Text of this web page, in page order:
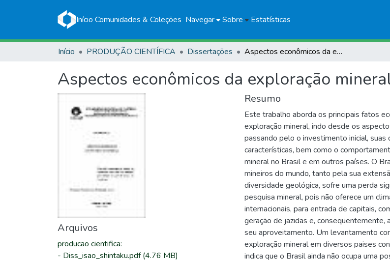
Início Comunidades & Coleções Navegar Sobre Estatísticas
Início PRODUÇÃO CIENTÍFICA Dissertações Aspectos econômicos da exploração mineral
Aspectos econômicos da exploração
Arquivos
producao cientifica:
- Diss_isao_shintaku.pdf(4.76 MB)
Resumo
Este trabalho aborda os principais fatos
exploração mineral, indo desde os
passando pelo o investimento inicial, suas
características, bem como o
mineral no Brasil e em outros países. O
mineiros do mundo, tanto pela sua
diversidade geológica, sofre uma perda
pesquisa mineral, pois não oferece um
internacionais, para entrada de capitais,
geração de jazidas e, conseqüentemente,
seu aproveitamento. Um levantamento
exploração mineral em diversos paises
indica que o Brasil ainda não ocupa uma